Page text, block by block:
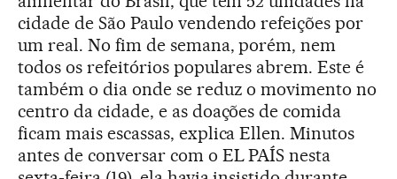
cidade de São Paulo vendendo refeições por
um real. No fim de semana, porém, nem
todos os refeitórios populares abrem. Este é
também o dia onde se reduz o movimento no
centro da cidade, e as doações de comida
ficam mais escassas, explica Ellen. Minutos
antes de conversar com o EL PAÍS nesta